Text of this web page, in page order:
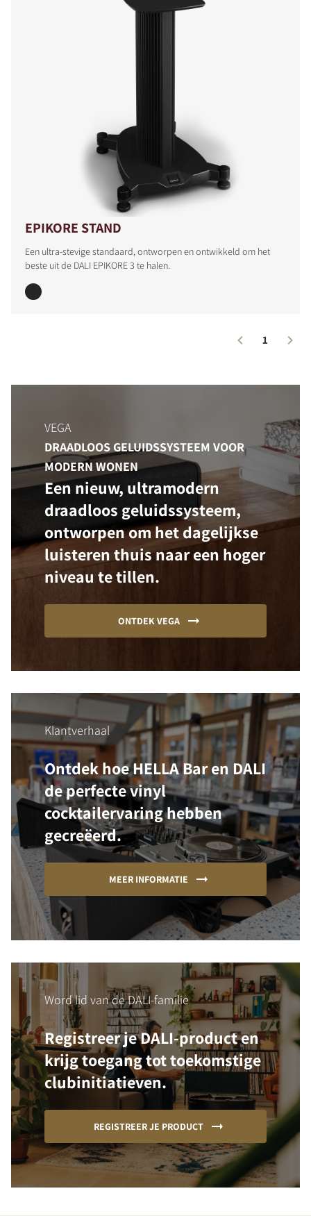
EPIKORE STAND
Een ultra-stevige standaard, ontworpen en ontwikkeld om het
beste uit de DALI EPIKORE 3 te halen.
1
VEGA
DRAADLOOS GELUIDSSYSTEEM VOOR
MODERN WONEN
Een nieuw, ultramodern
draadloos geluidssysteem,
ontworpen om het dagelijkse
luisteren thuis naar een hoger
niveau te tillen.
ONTDEK VEGA
Klantverhaal
Ontdek hoe HELLA Bar en DALI
de perfecte vinyl
cocktailervaring hebben
gecreëerd.
MEER INFORMATIE
Word lid van de DALI-familie
Registreer je DALI-product en
krijg toegang tot toekomstige
clubinitiatieven.
REGISTREER JE PRODUCT